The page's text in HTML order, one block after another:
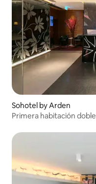
Sohotel by Arden
Primera habitación doble